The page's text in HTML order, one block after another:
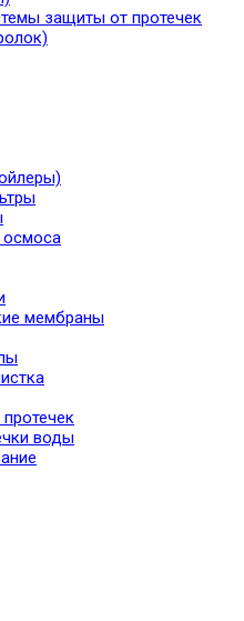
защиты от протечек
осмоса
мембраны
воды